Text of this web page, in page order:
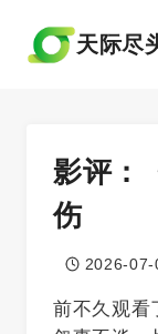
天际尽
影评：
伤
2026-07-
前不久观看